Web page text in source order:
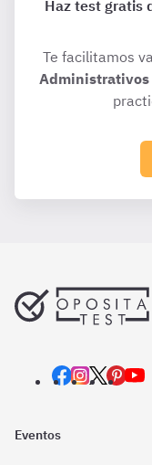
Haz test gratis
Te facilitamos
Administrativos
Eventos